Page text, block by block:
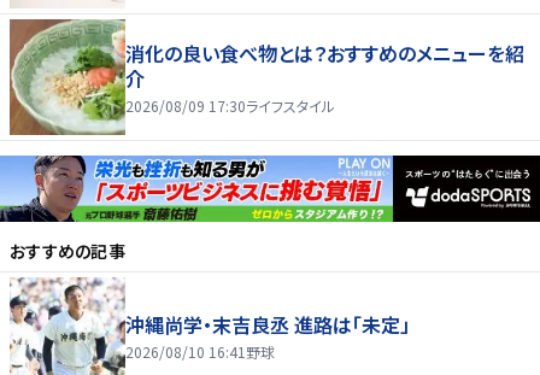
消化の良い食べ物とは？おすすめのメニューを紹
介
2026/08/09 17:30ライフスタイル
おすすめの記事
沖縄尚学・末吉良丞 進路は「未定」
2026/08/10 16:41 野球